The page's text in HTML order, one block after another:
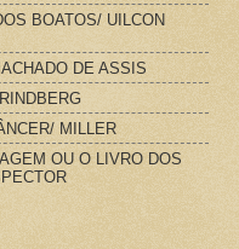
BOATOS/ UILCON
DE ASSIS
MILLER
OU O LIVRO DOS